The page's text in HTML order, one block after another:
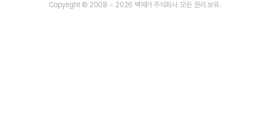
Copyright © 2008 ~ 2026 백메가 주식회사. 모든 권리 보유.